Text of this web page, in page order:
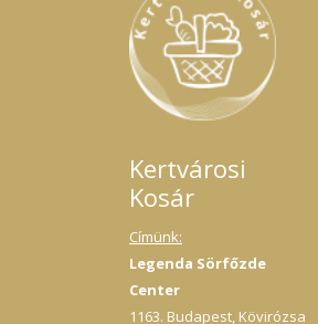
Kertvárosi
Kosár
Címünk:
Legenda Sörfőzde
Center
1163. Budapest, Kövirózsa